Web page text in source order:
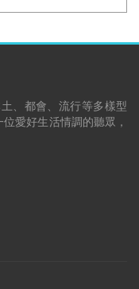
、都會、流行等多樣型
愛好生活情調的聽眾，